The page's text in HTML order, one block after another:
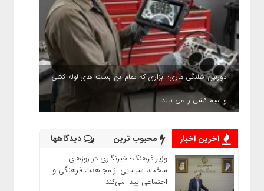
دوربین شلنگی ماری؛ ابزاری که تمام بن بست های لوله کشی
و سیم کشی را می بیند
آخرین اخبار محبوب ترین دیدگاهها
وزیر فرهنگ؛ خبرنگاری در روزهای
سخت، سیمایی از مجاهدت فرهنگی و
اجتماعی پیدا می‌کند